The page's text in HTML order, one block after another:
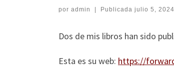
por admin Publicada julio 5, 2024
Dos de mis libros han sido
Esta es su web: https://